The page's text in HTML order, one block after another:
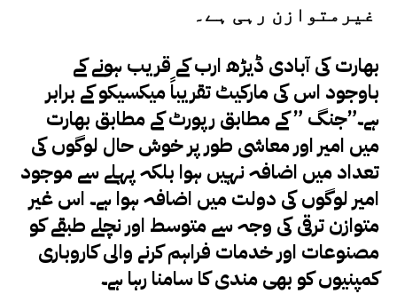
بھارت کی آبادی ڈیڑھ ارب کے قریب ہونے کے
باوجود اس کی مارکیٹ تقریباً میکسیکو کے برابر
ہے۔”جنگ ” کے مطابق رپورٹ کے مطابق بھارت
میں امیر اور معاشی طور پر خوش حال لوگوں کی
تعداد میں اضافہ نہیں ہوا بلکہ پہلے سے موجود
امیر لوگوں کی دولت میں اضافہ ہوا ہے۔ اس غیر
متوازن ترقی کی وجہ سے متوسط اور نچلے طبقے کو
مصنوعات اور خدمات فراہم کرنے والی کاروباری
کمپنیوں کو بھی مندی کا سامنا رہا ہے۔